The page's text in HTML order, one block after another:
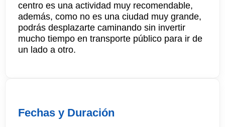
centro es una actividad muy recomendable,
además, como no es una ciudad muy grande,
podrás desplazarte caminando sin invertir
mucho tiempo en transporte público para ir de
un lado a otro.
Fechas y Duración